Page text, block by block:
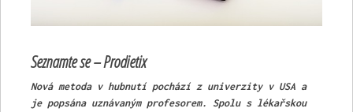
Seznamte se – Prodietix
Nová metoda v hubnutí pochází z univerzity v USA a
je popsána uznávaným profesorem. Spolu s lékařskou